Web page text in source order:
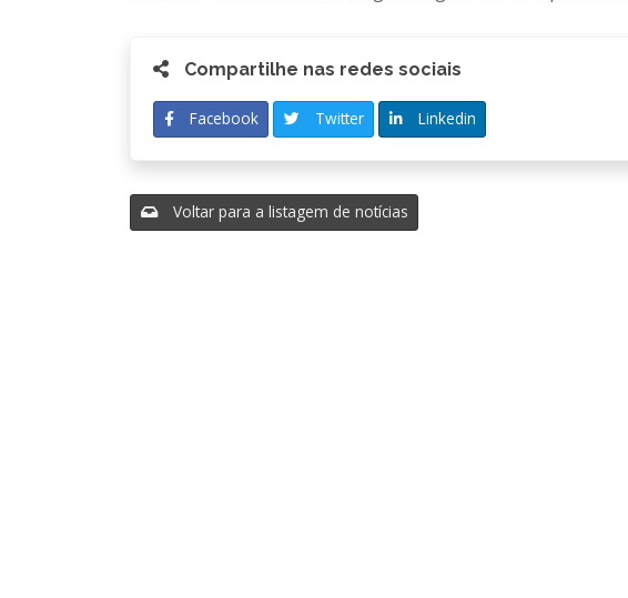
Compartilhe nas redes sociais
Facebook Twitter Linkedin
Voltar para a listagem de notícias